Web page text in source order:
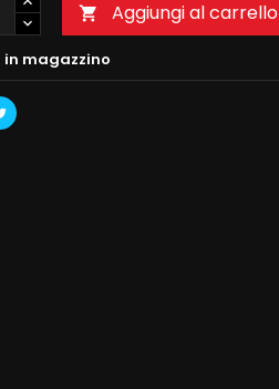
 Aggiungi al carrello
magazzino